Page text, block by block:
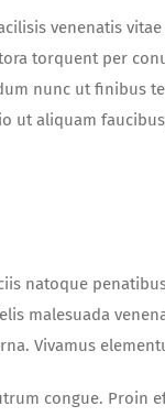
venenatis
torquent per
nunc ut finibus
ut aliquam
natoque
malesuada
Vivamus
congue. Proin